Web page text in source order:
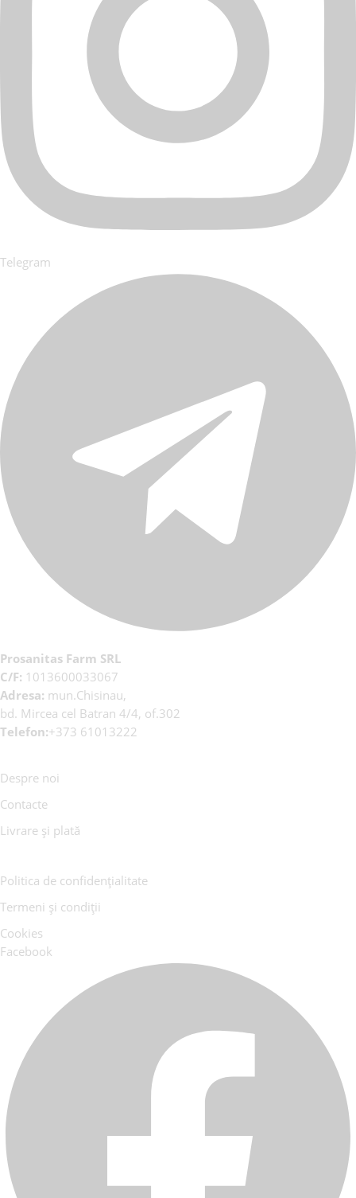
Telegram
Prosanitas Farm SRL
C/F: 1013600033067
Adresa: mun.Chisinau,
bd. Mircea cel Batran 4/4, of.302
Telefon:+373 61013222
Despre noi
Contacte
Livrare și plată
Politica de confidențialitate
Termeni și condiții
Cookies
Facebook